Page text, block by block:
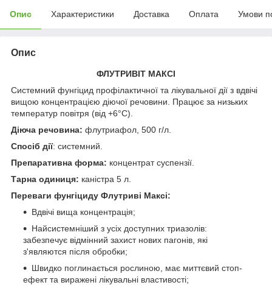
Опис Характеристики Доставка Оплата Умови
Опис
ФЛУТРИВІТ МАКСІ
Системний фунгіцид профілактичної та лікувальної дії з вдвічі
вищою концентрацією діючої речовини. Працює за низьких
температур повітря (від +6°С).
Діюча речовина: флутриафол, 500 г/л.
Спосіб дії: системний.
Препаративна форма: концентрат суспензії.
Тарна одиниця: каністра 5 л.
Переваги фунгіциду Флутриві Максі:
Вдвічі вища концентрація;
Найсистемніший з усіх доступних триазолів:
забезпечує відмінний захист нових пагонів, які
з'являются після обробки;
Швидко поглинається рослиною, має миттєвий стоп-
ефект та виражені лікувальні властивості;